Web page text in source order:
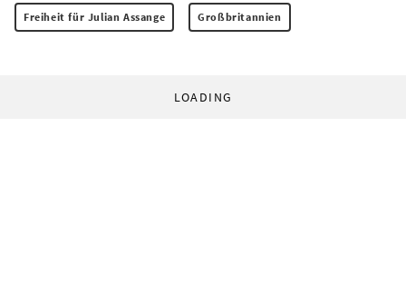
Freiheit für Julian Assange Großbritannien
LOADING